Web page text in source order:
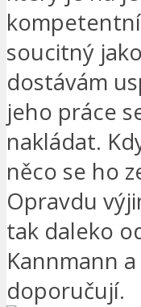
soucitný
dostávám
jeho práce
nakládat.
něco se ho
Opravdu
tak daleko
Kannmann
doporučují.